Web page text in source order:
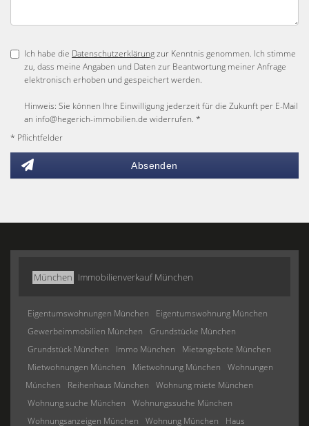
Ich habe die Datenschutzerklärungzur Kenntnis genommen. Ich stimme
zu, dass meine Angaben und Daten zur Beantwortung meiner Anfrage
elektronisch erhoben und gespeichert werden.
Hinweis: Sie können Ihre Einwilligung jederzeit für die Zukunft per E-Mail
an info@hegerich-immobilien.de widerrufen. *
* Pflichtfelder
Absenden
München Immobilienverkauf München
Eigentumswohnungen München
Eigentumswohnung München
Gewerbeimmobilien München
Grundstücke München
Grundstück München
Immo München
Mietangebote München
Mietwohnungen München
Mietwohnung München
Wohnungen
München
Reihenhaus München
Wohnung miete München
Wohnung suche München
Wohnungssuche München
Wohnungsanzeigen München
Wohnung München
Haus